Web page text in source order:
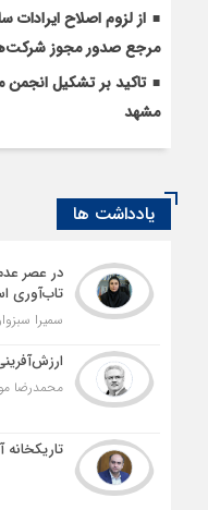
از لزوم اصلاح ایرادات
مرجع صدور مجوز
تاکید بر تشکیل انجمن
مشهد
یادداشت ها
در عصر
تاب‌آوری
سمیرا
محمدرضا
تاریکخانه